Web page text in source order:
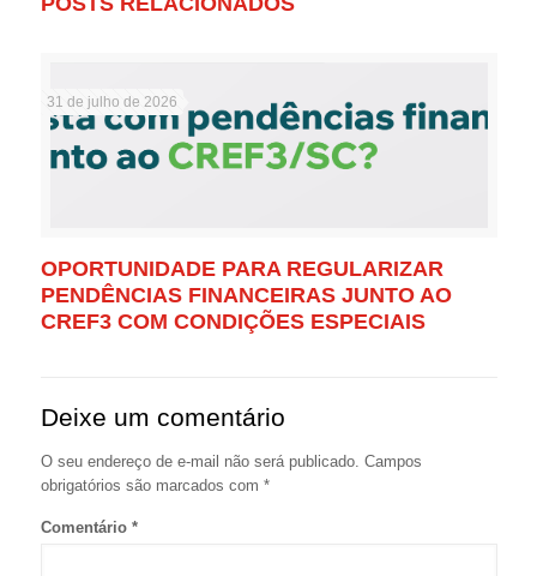
31 de julho de 2026
OPORTUNIDADE PARA REGULARIZAR
PENDÊNCIAS FINANCEIRAS JUNTO AO
CREF3 COM CONDIÇÕES ESPECIAIS
Deixe um comentário
O seu endereço de e-mail não será publicado. Campos
obrigatórios são marcados com *
Comentário *